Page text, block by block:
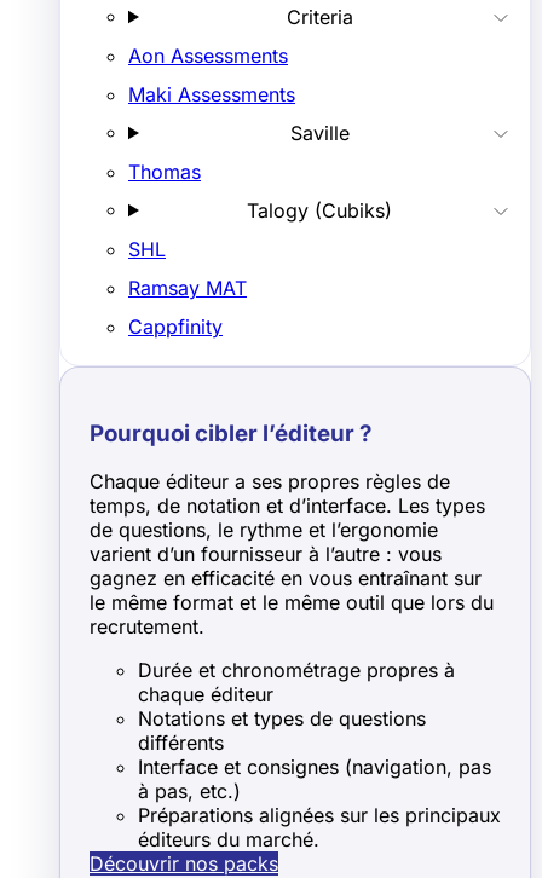
Criteria
Aon Assessments
Maki Assessments
Saville
Thomas
Talogy (Cubiks)
SHL
Ramsay MAT
Cappfinity
Pourquoi cibler l’éditeur ?
Chaque éditeur a ses propres règles de
temps, de notation et d’interface. Les types
de questions, le rythme et l’ergonomie
varient d’un fournisseur à l’autre : vous
gagnez en efficacité en vous entraînant sur
le même format et le même outil que lors du
recrutement.
Durée et chronométrage propres à
chaque éditeur
Notations et types de questions
différents
Interface et consignes (navigation, pas
à pas, etc.)
Préparations alignées sur les principaux
éditeurs du marché.
Découvrir nos packs